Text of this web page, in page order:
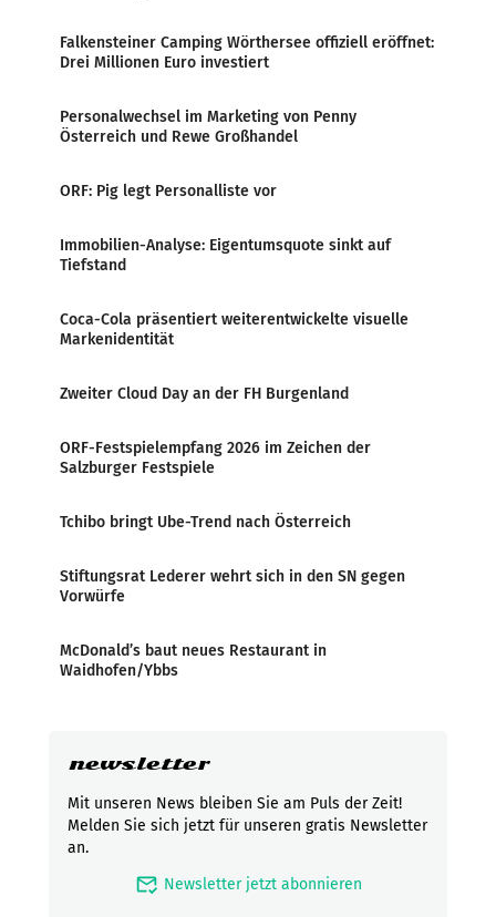
Falkensteiner Camping Wörthersee offiziell eröffnet:
Drei Millionen Euro investiert
Personalwechsel im Marketing von Penny
Österreich und Rewe Großhandel
ORF: Pig legt Personalliste vor
Immobilien-Analyse: Eigentumsquote sinkt auf
Tiefstand
Coca-Cola präsentiert weiterentwickelte visuelle
Markenidentität
Zweiter Cloud Day an der FH Burgenland
ORF-Festspielempfang 2026 im Zeichen der
Salzburger Festspiele
Tchibo bringt Ube-Trend nach Österreich
Stiftungsrat Lederer wehrt sich in den SN gegen
Vorwürfe
McDonald’s baut neues Restaurant in
Waidhofen/Ybbs
newsletter
Mit unseren News bleiben Sie am Puls der Zeit!
Melden Sie sich jetzt für unseren gratis Newsletter
an.
mark_email_read Newsletter jetzt abonnieren